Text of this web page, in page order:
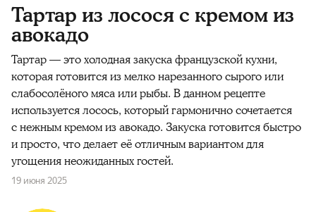
Тартар из лосося с кремом из
авокадо
Тартар — это холодная закуска французской кухни,
которая готовится из мелко нарезанного сырого или
слабосолёного мяса или рыбы. В данном рецепте
используется лосось, который гармонично сочетается
с нежным кремом из авокадо. Закуска готовится быстро
и просто, что делает её отличным вариантом для
угощения неожиданных гостей.
19 июня 2025